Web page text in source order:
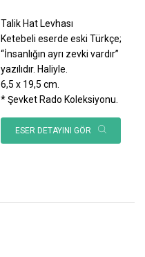
Talik Hat Levhası
Ketebeli eserde eski Türkçe;
“İnsanlığın ayrı zevki vardır”
yazılıdır. Haliyle.
6,5 x 19,5 cm.
* Şevket Rado Koleksiyonu.
ESER DETAYINI GÖR